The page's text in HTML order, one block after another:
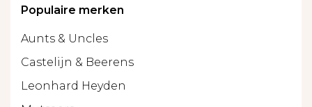
Populaire merken
Aunts & Uncles
Castelijn & Beerens
Leonhard Heyden